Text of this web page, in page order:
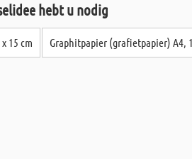
hebt u nodig
15 cm Graphitpapier (grafietpapier) A4,